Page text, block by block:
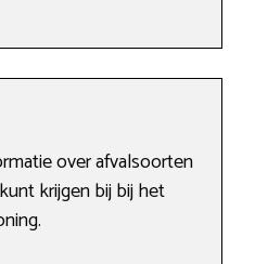
over afvalsoorten
krijgen bij bij het